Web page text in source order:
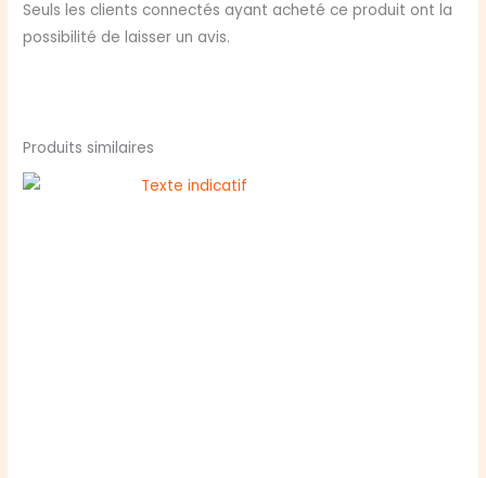
Seuls les clients connectés ayant acheté ce produit ont la
possibilité de laisser un avis.
Produits similaires